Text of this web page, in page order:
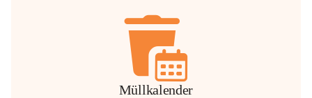
Müllkalender